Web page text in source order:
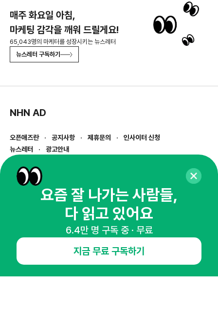
매주 화요일 아침,
마케팅 감각을 깨워 드릴게요!
65,043명의 마케터를 성장시키는 뉴스레터
뉴스레터 구독하기
NHN AD
오픈애즈란 공지사항 제휴문의
인사이터 신청
뉴스레터
광고안내
경기도 성남시 분당구 대왕판교로645번길 16
사업자등록번호 : 144-81-27690(
통신판매업신고번호 : 2014-경기성남-1023
호스팅서비스사업자 : 오픈애즈
1800-2198
openads@openads.co.kr
이용약관
instagramthreadkakaotalk
요즘 잘 나가는 사람들,
다 읽고 있어요
6.4만 명 구독 중 · 무료
지금 무료 구독하기